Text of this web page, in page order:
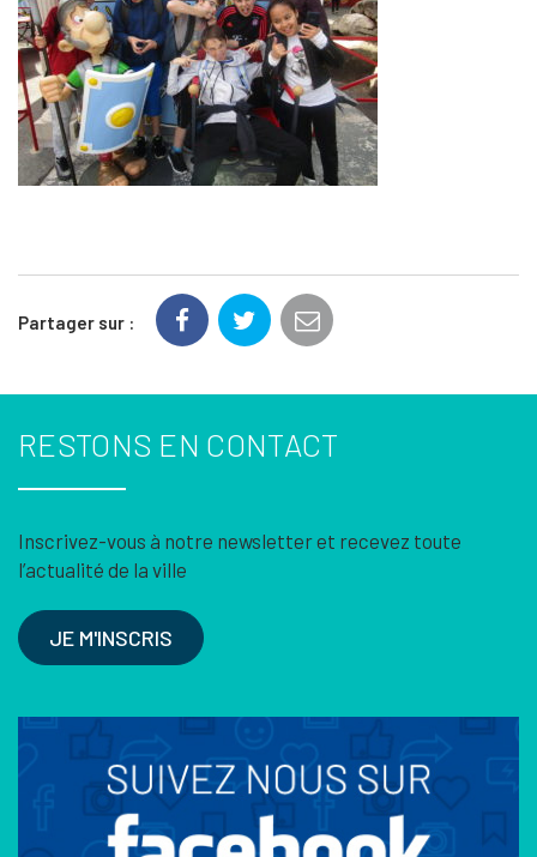
Partager sur :
RESTONS EN CONTACT
Inscrivez-vous à notre newsletter et recevez toute
l’actualité de la ville
JE M'INSCRIS